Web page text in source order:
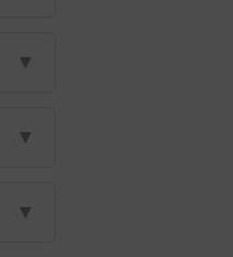
▼
▼
▼